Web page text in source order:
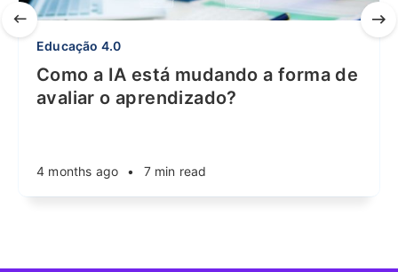
Educação 4.0
Como a IA está mudando a forma de
avaliar o aprendizado?
4 months ago • 7 min read